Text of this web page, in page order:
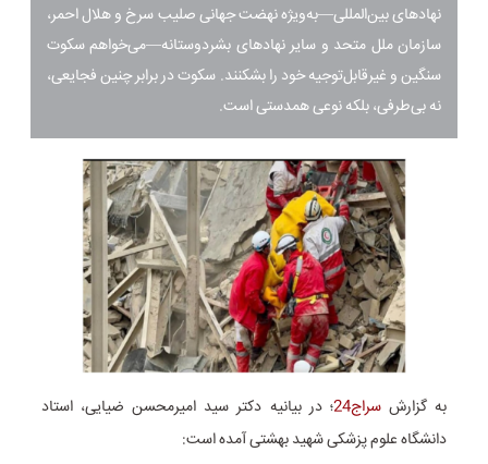
نهادهای بین‌المللی—به‌ویژه نهضت جهانی صلیب سرخ و هلال احمر،
سازمان ملل متحد و سایر نهادهای بشردوستانه—می‌خواهم سکوت
سنگین و غیرقابل‌توجیه خود را بشکنند. سکوت در برابر چنین فجایعی،
نه بی‌طرفی، بلکه نوعی همدستی است.
به گزارشسراج24
؛ در بیانیه دکتر سید امیرمحسن ضیایی، استاد
دانشگاه علوم پزشکی شهید بهشتی آمده است: